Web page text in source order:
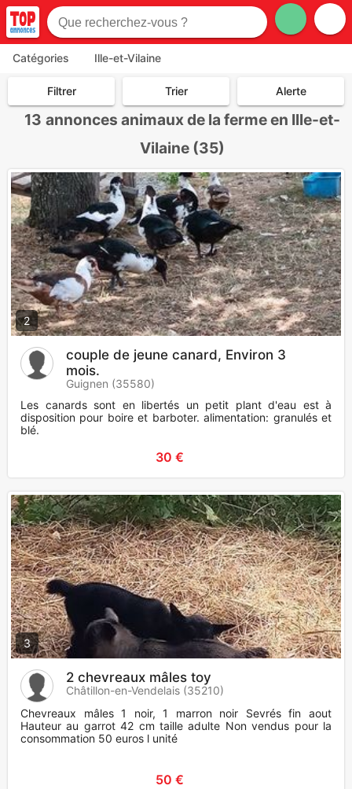
Catégories Ille-et-Vilaine
Filtrer Trier Alerte
13 annonces animaux de la ferme en Ille-et-
Vilaine (35)
2
couple de jeune canard, Environ 3
mois.
Guignen (35580)
Les canards sont en libertés un petit plant d'eau est à
disposition pour boire et barboter. alimentation: granulés et
blé.
30 €
3
2 chevreaux mâles toy
Châtillon-en-Vendelais (35210)
Chevreaux mâles 1 noir, 1 marron noir Sevrés fin aout
Hauteur au garrot 42 cm taille adulte Non vendus pour la
consommation 50 euros l unité
50 €